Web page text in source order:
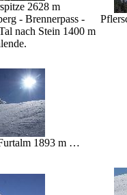
2628 m
- Brennerpass -
nach Stein 1400 m
1893 m …